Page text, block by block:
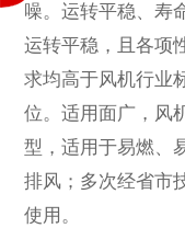
噪。运转平稳、寿
运转平稳，且各项
求均高于风机行业
位。适用面广，风
型，适用于易燃、
排风；多次经省市
使用。